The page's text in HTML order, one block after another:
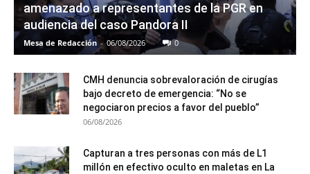
amenazado a representantes de la PGR en
audiencia del caso Pandora II
Mesa de Redacción - 06/08/2026 0
CMH denuncia sobrevaloración de cirugías
bajo decreto de emergencia: “No se
negociaron precios a favor del pueblo”
06/08/2026
Capturan a tres personas con más de L1
millón en efectivo oculto en maletas en La